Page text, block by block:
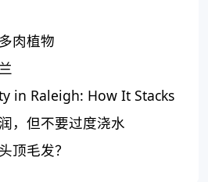
肉植物
in Raleigh: How It Stacks
，但不要过度浇水
顶毛发？